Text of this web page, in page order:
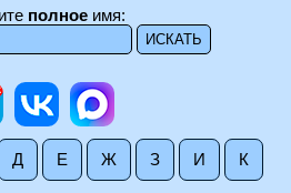
полное имя:
Д Е Ж З И К